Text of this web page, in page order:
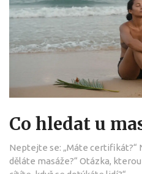
Co hledat u
Neptejte se: „Máte certifikát?“
děláte masáže?“ Otázka,